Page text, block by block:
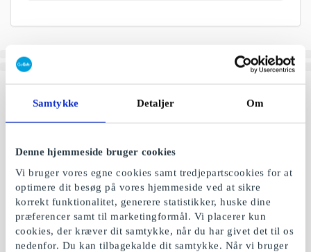
Samtykke Detaljer Om
Denne hjemmeside bruger cookies
Vi bruger vores egne cookies samt tredjepartscookies for at
optimere dit besøg på vores hjemmeside ved at sikre
korrekt funktionalitet, generere statistikker, huske dine
præferencer samt til marketingformål. Vi placerer kun
cookies, der kræver dit samtykke, når du har givet det til os
nedenfor. Du kan tilbagekalde dit samtykke. Når vi bruger